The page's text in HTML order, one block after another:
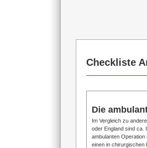
Checkliste
Die
Im Vergleich zu
oder England sind ca.
ambulanten
einen in chirurgischen